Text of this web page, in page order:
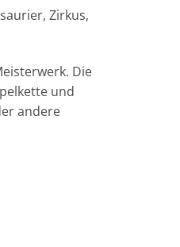
Zirkus,
Die
und
andere